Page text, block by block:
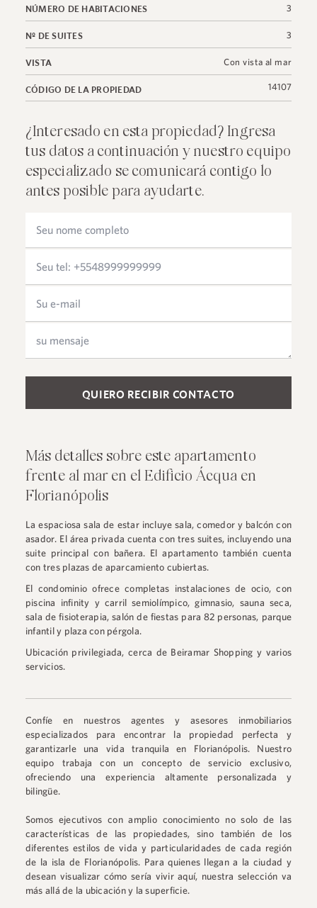
NÚMERO DE HABITACIONES 3
Nº DE SUITES 3
VISTA Con vista al mar
CÓDIGO DE LA PROPIEDAD 14107
¿Interesado en esta propiedad? Ingresa
tus datos a continuación y nuestro equipo
especializado se comunicará contigo lo
antes posible para ayudarte.
Please leave this field empty.
Más detalles sobre este apartamento
frente al mar en el Edificio Ácqua en
Florianópolis
La espaciosa sala de estar incluye sala, comedor y balcón con
asador. El área privada cuenta con tres suites, incluyendo una
suite principal con bañera. El apartamento también cuenta
con tres plazas de aparcamiento cubiertas.
El condominio ofrece completas instalaciones de ocio, con
piscina infinity y carril semiolímpico, gimnasio, sauna seca,
sala de fisioterapia, salón de fiestas para 82 personas, parque
infantil y plaza con pérgola.
Ubicación privilegiada, cerca de Beiramar Shopping y varios
servicios.
Confíe en nuestros agentes y asesores inmobiliarios
especializados para encontrar la propiedad perfecta y
garantizarle una vida tranquila en Florianópolis. Nuestro
equipo trabaja con un concepto de servicio exclusivo,
ofreciendo una experiencia altamente personalizada y
bilingüe.
Somos ejecutivos con amplio conocimiento no solo de las
características de las propiedades, sino también de los
diferentes estilos de vida y particularidades de cada región
de la isla de Florianópolis. Para quienes llegan a la ciudad y
desean visualizar cómo sería vivir aquí, nuestra selección va
más allá de la ubicación y la superficie.